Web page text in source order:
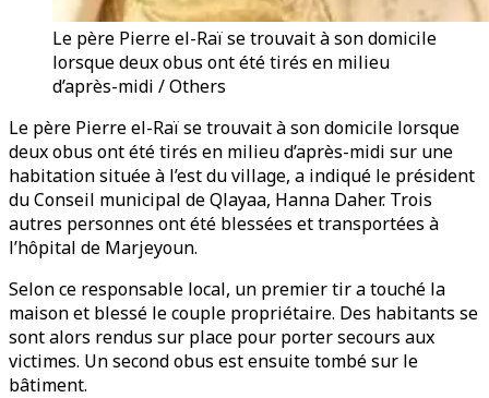
Le père Pierre el-Raï se trouvait à son domicile
lorsque deux obus ont été tirés en milieu
d’après-midi / Others
Le père Pierre el-Raï se trouvait à son domicile lorsque
deux obus ont été tirés en milieu d’après-midi sur une
habitation située à l’est du village, a indiqué le président
du Conseil municipal de Qlayaa, Hanna Daher. Trois
autres personnes ont été blessées et transportées à
l’hôpital de Marjeyoun.
Selon ce responsable local, un premier tir a touché la
maison et blessé le couple propriétaire. Des habitants se
sont alors rendus sur place pour porter secours aux
victimes. Un second obus est ensuite tombé sur le
bâtiment.